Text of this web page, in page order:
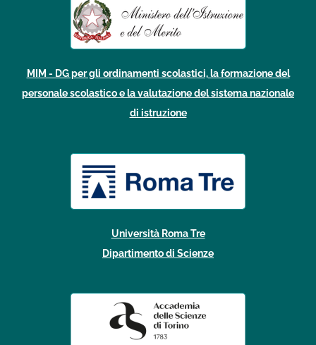
MIM - DG per gli ordinamenti scolastici, la formazione del
personale scolastico e la valutazione del sistema nazionale
di istruzione
Università Roma Tre
Dipartimento di Scienze